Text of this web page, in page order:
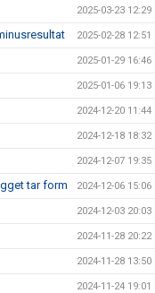
2025-03-23 12:29
2025-02-28 12:51
2025-01-29 16:46
2025-01-06 19:13
2024-12-20 11:44
2024-12-18 18:32
2024-12-07 19:35
tar form 2024-12-06 15:06
2024-12-03 20:03
2024-11-28 20:22
2024-11-28 13:50
2024-11-24 19:01